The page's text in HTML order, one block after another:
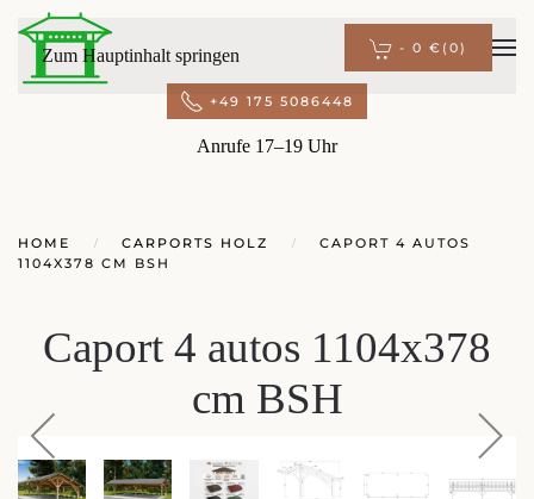
Zum Hauptinhalt springen - 0 € (0)
+49 175 5086448
Anrufe 17–19 Uhr
HOME CARPORTS HOLZ
CAPORT 4 AUTOS
1104X378 CM BSH
Caport 4 autos 1104x378
cm BSH